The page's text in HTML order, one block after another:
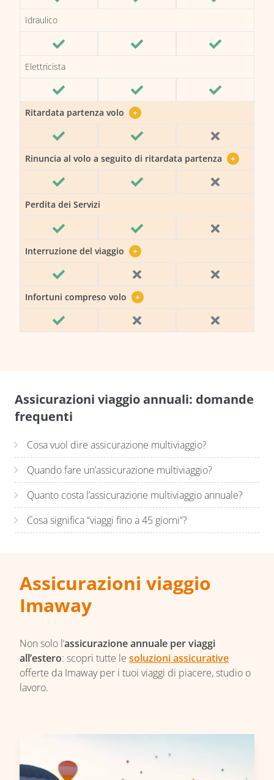
Idraulico
Elettricista
Ritardata partenza volo +
Rinuncia al volo a seguito di ritardata partenza +
Perdita dei Servizi
Interruzione del viaggio +
Infortuni compreso volo +
Assicurazioni viaggio annuali: domande
frequenti
Cosa vuol dire assicurazione multiviaggio?
Quando fare un’assicurazione multiviaggio?
Quanto costa l’assicurazione multiviaggio annuale?
Cosa significa “viaggi fino a 45 giorni”?
Assicurazioni viaggio
Imaway
Non solo l’assicurazione annuale per viaggi
all’estero: scopri tutte le soluzioni assicurative
offerte da Imaway per i tuoi viaggi di piacere, studio o
lavoro.